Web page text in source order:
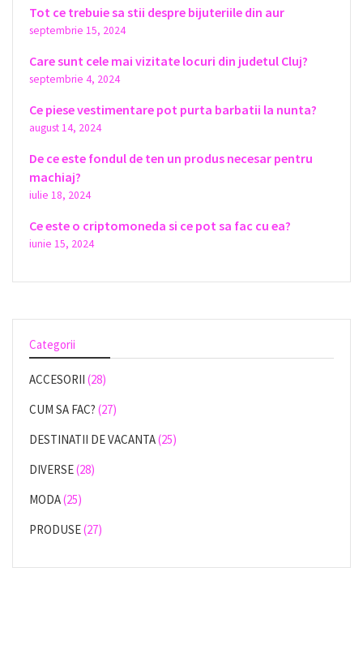
Tot ce trebuie sa stii despre bijuteriile din aur
septembrie 15, 2024
Care sunt cele mai vizitate locuri din judetul Cluj?
septembrie 4, 2024
Ce piese vestimentare pot purta barbatii la nunta?
august 14, 2024
De ce este fondul de ten un produs necesar pentru
machiaj?
iulie 18, 2024
Ce este o criptomoneda si ce pot sa fac cu ea?
iunie 15, 2024
Categorii
ACCESORII (28)
CUM SA FAC? (27)
DESTINATII DE VACANTA(25)
DIVERSE(28)
MODA(25)
PRODUSE(27)